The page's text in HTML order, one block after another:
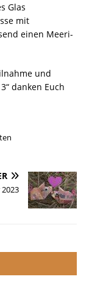
Glas
mit
einen Meeri-
und
danken Euch